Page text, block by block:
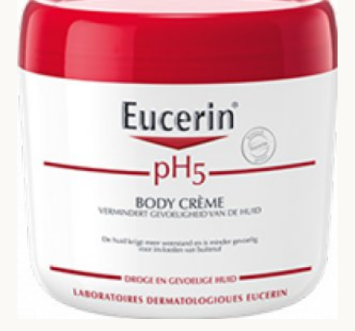
Prijzen
Prijzen worden nu inclusief BTW getoond
WIJZIG NAAR EXCLUSIEF BTW
VERZORGINGSPRODUCTEN
PALMOLIVE
SCHEERBENODIGDHEDEN
MONDHYGIENE
PAPIERPRODUCTEN